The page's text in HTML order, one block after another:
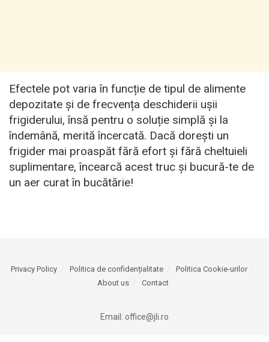
Efectele pot varia în funcție de tipul de alimente
depozitate și de frecvența deschiderii ușii
frigiderului, însă pentru o soluție simplă și la
îndemână, merită încercată. Dacă dorești un
frigider mai proaspăt fără efort și fără cheltuieli
suplimentare, încearcă acest truc și bucură-te de
un aer curat în bucătărie!
Privacy Policy Politica de confidențialitate
Politica Cookie-urilor
About us
Contact
Email: office@jli.ro